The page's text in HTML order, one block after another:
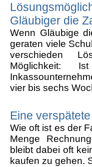
Gläubiger die
Wenn Gläubige
geraten viele
verschieden
Möglichkeit:
vier bis sechs
Eine
Wie oft ist es der
Menge
bleibt dabei oft
kaufen zu gehen.